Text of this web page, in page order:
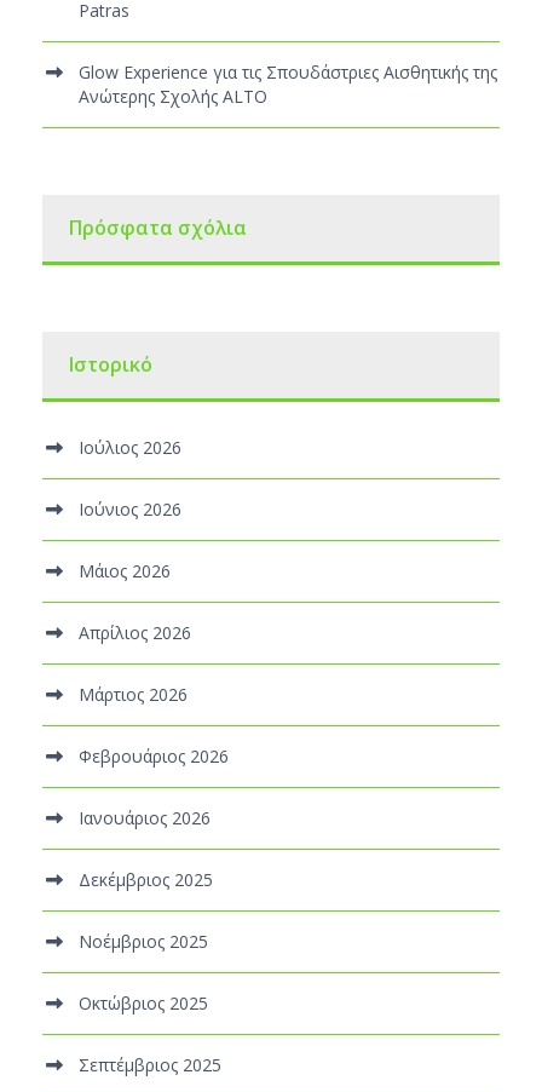
Patras
Glow Experience για τις Σπουδάστριες Αισθητικής της
Ανώτερης Σχολής ALTO
Πρόσφατα σχόλια
Ιστορικό
Ιούλιος 2026
Ιούνιος 2026
Μάιος 2026
Απρίλιος 2026
Μάρτιος 2026
Φεβρουάριος 2026
Ιανουάριος 2026
Δεκέμβριος 2025
Νοέμβριος 2025
Οκτώβριος 2025
Σεπτέμβριος 2025